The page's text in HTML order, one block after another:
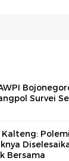
Survei
Kalteng:
Bersama